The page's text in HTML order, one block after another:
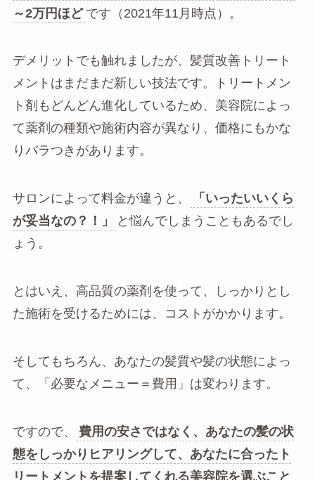
～2万円ほど です（2021年11月時点）。
デメリットでも触れましたが、髪質改善トリート
メントはまだまだ新しい技法です。トリートメン
ト剤もどんどん進化しているため、美容院によっ
て薬剤の種類や施術内容が異なり、価格にもかな
りバラつきがあります。
サロンによって料金が違うと、
「いったいいくら
が妥当なの？！」
と悩んでしまうこともあるでし
ょう。
とはいえ、高品質の薬剤を使って、しっかりとし
た施術を受けるためには、コストがかかります。
そしてもちろん、あなたの髪質や髪の状態によっ
て、「必要なメニュー＝費用」は変わります。
ですので、
費用の安さではなく、あなたの髪の状
態をしっかりヒアリングして、あなたに合ったト
リートメントを提案してくれる美容院を選ぶこと